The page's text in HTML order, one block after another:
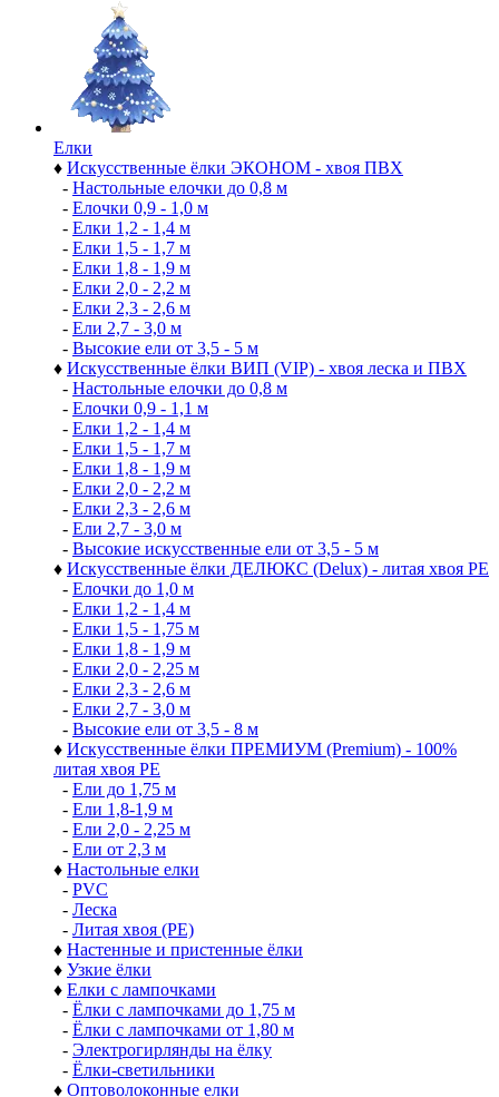
Елки
♦ Искусственные ёлки ЭКОНОМ - хвоя ПВХ
- Настольные елочки до 0,8 м
- Елочки 0,9 - 1,0 м
- Елки 1,2 - 1,4 м
- Елки 1,5 - 1,7 м
- Елки 1,8 - 1,9 м
- Елки 2,0 - 2,2 м
- Елки 2,3 - 2,6 м
- Ели 2,7 - 3,0 м
- Высокие ели от 3,5 - 5 м
♦ Искусственные ёлки ВИП (VIP) - хвоя леска и ПВХ
- Настольные елочки до 0,8 м
- Елочки 0,9 - 1,1 м
- Елки 1,2 - 1,4 м
- Елки 1,5 - 1,7 м
- Елки 1,8 - 1,9 м
- Елки 2,0 - 2,2 м
- Елки 2,3 - 2,6 м
- Ели 2,7 - 3,0 м
- Высокие искусственные ели от 3,5 - 5 м
♦ Искусственные ёлки ДЕЛЮКС (Delux) - литая хвоя РЕ
- Елочки до 1,0 м
- Елки 1,2 - 1,4 м
- Елки 1,5 - 1,75 м
- Елки 1,8 - 1,9 м
- Елки 2,0 - 2,25 м
- Елки 2,3 - 2,6 м
- Елки 2,7 - 3,0 м
- Высокие ели от 3,5 - 8 м
♦ Искусственные ёлки ПРЕМИУМ (Premium) - 100%
литая хвоя РЕ
- Ели до 1,75 м
- Ели 1,8-1,9 м
- Ели 2,0 - 2,25 м
- Ели от 2,3 м
♦ Настольные елки
- PVC
- Леска
- Литая хвоя (РЕ)
♦ Настенные и пристенные ёлки
♦ Узкие ёлки
♦ Елки с лампочками
- Ёлки с лампочками до 1,75 м
- Ёлки с лампочками от 1,80 м
- Электрогирлянды на ёлку
- Ёлки-светильники
♦ Оптоволоконные елки